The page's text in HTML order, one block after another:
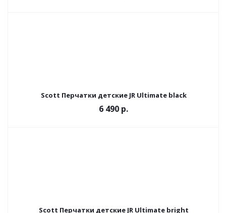
Scott Перчатки детские JR Ultimate black
6 490 р.
Scott Перчатки детские JR Ultimate bright